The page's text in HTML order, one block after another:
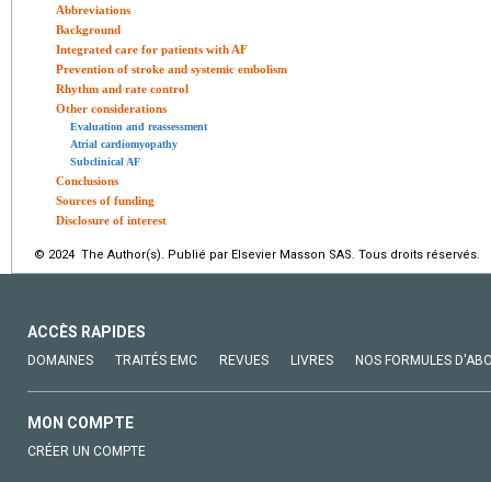
Abbreviations
Background
Integrated care for patients with AF
Prevention of stroke and systemic embolism
Rhythm and rate control
Other considerations
Evaluation and reassessment
Atrial cardiomyopathy
Subclinical AF
Conclusions
Sources of funding
Disclosure of interest
© 2024 The Author(s). Publié par Elsevier Masson SAS. Tous droits réservés.
ACCÈS RAPIDES
DOMAINES TRAITÉS EMC REVUES LIVRES NOS FORMULES
MON COMPTE
CRÉER UN COMPTE